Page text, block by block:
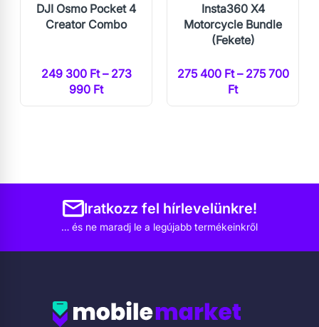
DJI Osmo Pocket 4
Creator Combo
249 300 Ft – 273
990 Ft
Insta360 X4
Motorcycle Bundle
(Fekete)
275 400 Ft – 275 700
Ft
Iratkozz fel hírlevelünkre!
… és ne maradj le a legújabb termékeinkről